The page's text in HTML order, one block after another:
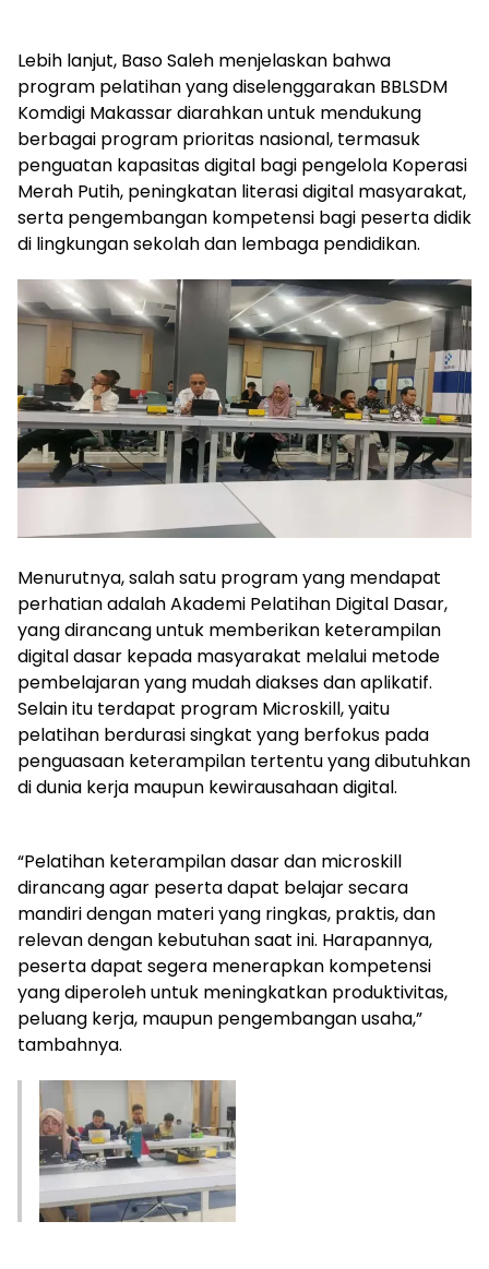
Lebih lanjut, Baso Saleh menjelaskan bahwa
program pelatihan yang diselenggarakan BBLSDM
Komdigi Makassar diarahkan untuk mendukung
berbagai program prioritas nasional, termasuk
penguatan kapasitas digital bagi pengelola Koperasi
Merah Putih, peningkatan literasi digital masyarakat,
serta pengembangan kompetensi bagi peserta didik
di lingkungan sekolah dan lembaga pendidikan.
Menurutnya, salah satu program yang mendapat
perhatian adalah Akademi Pelatihan Digital Dasar,
yang dirancang untuk memberikan keterampilan
digital dasar kepada masyarakat melalui metode
pembelajaran yang mudah diakses dan aplikatif.
Selain itu terdapat program Microskill, yaitu
pelatihan berdurasi singkat yang berfokus pada
penguasaan keterampilan tertentu yang dibutuhkan
di dunia kerja maupun kewirausahaan digital.
“Pelatihan keterampilan dasar dan microskill
dirancang agar peserta dapat belajar secara
mandiri dengan materi yang ringkas, praktis, dan
relevan dengan kebutuhan saat ini. Harapannya,
peserta dapat segera menerapkan kompetensi
yang diperoleh untuk meningkatkan produktivitas,
peluang kerja, maupun pengembangan usaha,”
tambahnya.